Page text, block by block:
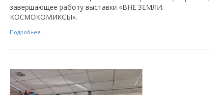
завершающее работу выставки «ВНЕ ЗЕМЛИ.
КОСМОКОМИКСЫ».
Подробнее...